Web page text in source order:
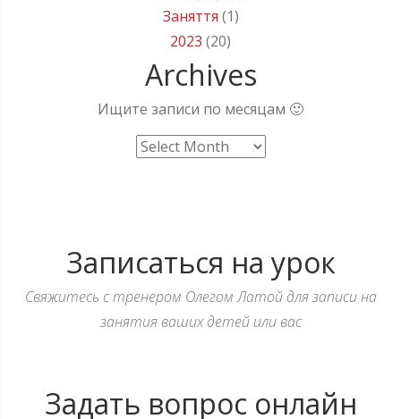
Заняття (1)
2023 (20)
Archives
Ищите записи по месяцам 🙂
Записаться на урок
Свяжитесь с тренером Олегом Латой для записи на
занятия ваших детей или вас
Задать вопрос онлайн